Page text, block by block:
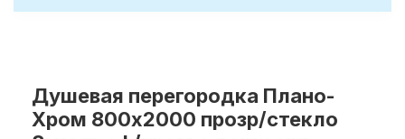
Душевая перегородка Плано-
Хром 800х2000 прозр/стекло